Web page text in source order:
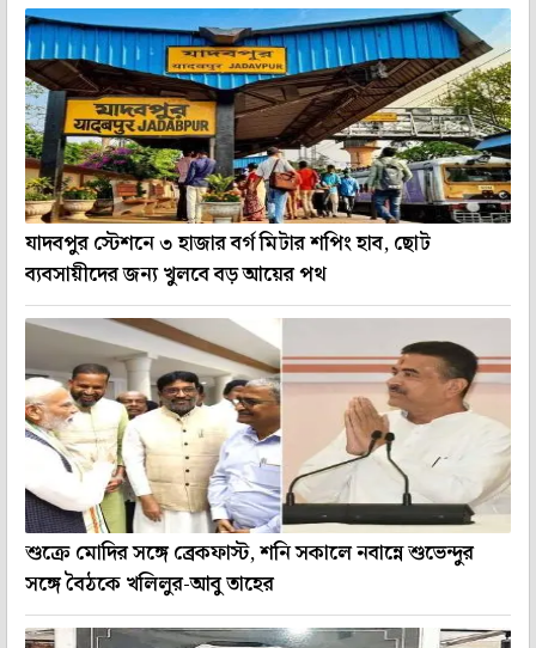
যাদবপুর স্টেশনে ৩ হাজার বর্গ মিটার শপিং হাব, ছোট
ব্যবসায়ীদের জন্য খুলবে বড় আয়ের পথ
শুক্রে মোদির সঙ্গে ব্রেকফাস্ট, শনি সকালে নবান্নে শুভেন্দুর
সঙ্গে বৈঠকে খলিলুর-আবু তাহের